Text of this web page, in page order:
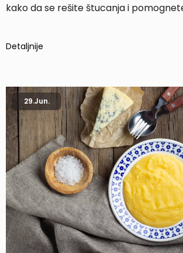
kako da se rešite štucanja i
Detaljnije
29.Jun.